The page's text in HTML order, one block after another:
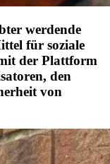
werdende
für soziale
der Plattform
den
von